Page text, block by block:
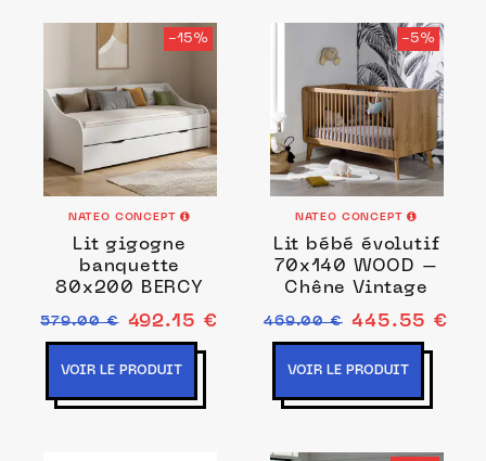
-15%
NATEO CONCEPT
Lit gigogne
banquette
80x200 BERCY
579.00 € 492.15 €
VOIR LE PRODUIT
-5%
NATEO CONCEPT
Lit bébé évolutif
70x140 WOOD –
Chêne Vintage
469.00 € 445.55 €
VOIR LE PRODUIT